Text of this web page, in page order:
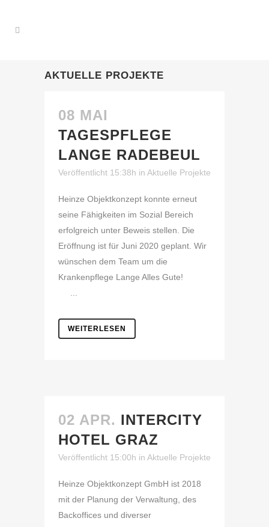
AKTUELLE PROJEKTE
08 MAI
TAGESPFLEGE
LANGE RADEBEUL
Veröffentlicht 15:38h in Aktuelle Projekte
Heinze Objektkonzept konnte erneut
seine Fähigkeiten im Sozial Bereich
erfolgreich unter Beweis stellen. Die
Eröffnung ist für Juni 2020 geplant. Wir
wünschen dem Team um die
Krankenpflege Lange Alles Gute!
WEITERLESEN
02 APR. INTERCITY
HOTEL GRAZ
Veröffentlicht 15:00h in Aktuelle Projekte
Heinze Objektkonzept GmbH ist 2018
mit der Planung der Verwaltung, des
Backoffices und diverser